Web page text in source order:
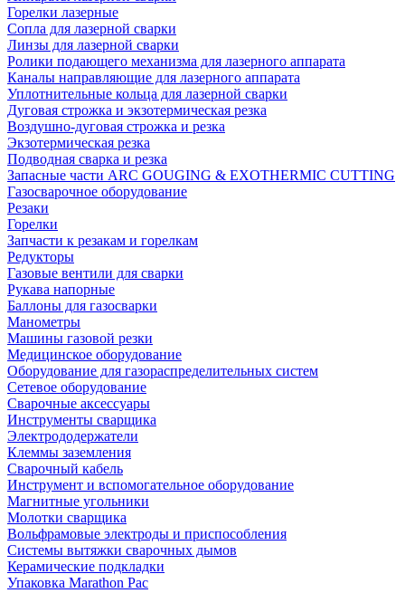
Горелки лазерные
Сопла для лазерной сварки
Линзы для лазерной сварки
Ролики подающего механизма для лазерного аппарата
Каналы направляющие для лазерного аппарата
Уплотнительные кольца для лазерной сварки
Дуговая строжка и экзотермическая резка
Воздушно-дуговая строжка и резка
Экзотермическая резка
Подводная сварка и резка
Запасные части ARC GOUGING & EXOTHERMIC CUTTING
Газосварочное оборудование
Резаки
Горелки
Запчасти к резакам и горелкам
Редукторы
Газовые вентили для сварки
Рукава напорные
Баллоны для газосварки
Манометры
Машины газовой резки
Медицинское оборудование
Оборудование для газораспределительных систем
Сетевое оборудование
Сварочные аксессуары
Инструменты сварщика
Электрододержатели
Клеммы заземления
Сварочный кабель
Инструмент и вспомогательное оборудование
Магнитные угольники
Молотки сварщика
Вольфрамовые электроды и приспособления
Системы вытяжки сварочных дымов
Керамические подкладки
Упаковка Marathon Pac